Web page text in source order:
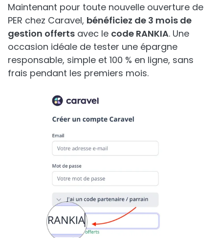
Maintenant pour toute nouvelle ouverture de
PER chez Caravel, bénéficiez de 3 mois de
gestion offerts avec le code RANKIA. Une
occasion idéale de tester une épargne
responsable, simple et 100 % en ligne, sans
frais pendant les premiers mois.